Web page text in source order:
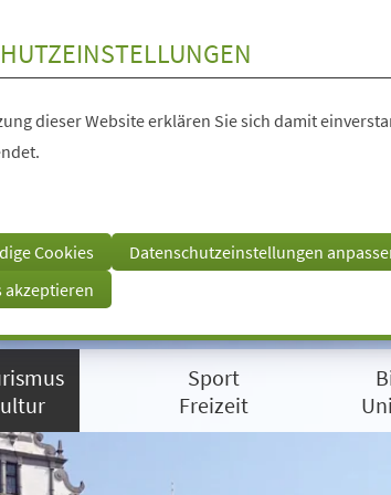
dieser Website erklären Sie sich damit
Cookies
Datenschutzeinstellungen
akzeptieren
Sport
Freizeit